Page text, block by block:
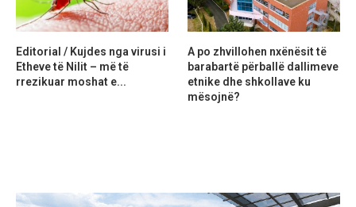
Editorial / Kujdes nga virusi i
Etheve të Nilit – më të
rrezikuar moshat e...
A po zhvillohen nxënësit të
barabartë përballë dallimeve
etnike dhe shkollave ku
mësojnë?